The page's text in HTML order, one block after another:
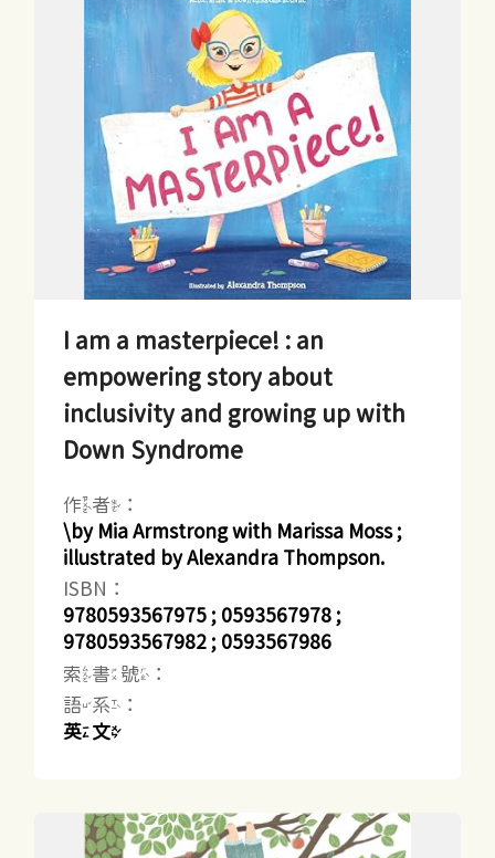
I am a masterpiece! : an
empowering story about
inclusivity and growing up with
Down Syndrome
作者：
\by Mia Armstrong with Marissa Moss ;
illustrated by Alexandra Thompson.
ISBN：
9780593567975 ; 0593567978 ;
9780593567982 ; 0593567986
索書號：
語系：
英文